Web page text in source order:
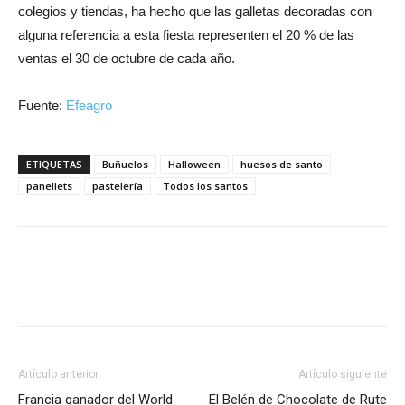
colegios y tiendas, ha hecho que las galletas decoradas con
alguna referencia a esta fiesta representen el 20 % de las
ventas el 30 de octubre de cada año.
Fuente: Efeagro
ETIQUETAS Buñuelos Halloween
huesos de santo
panellets
pastelería Todos los santos
Artículo anterior
Francia ganador del World
Artículo siguiente
El Belén de Chocolate de Rute